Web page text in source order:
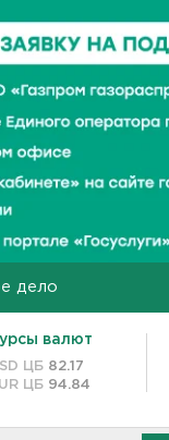
дело
валют
ЦБ 82.17
ЦБ 94.84